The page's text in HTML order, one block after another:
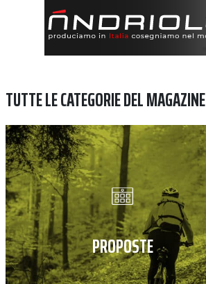
TUTTE LE CATEGORIE DEL MAGAZINE
PROPOSTE